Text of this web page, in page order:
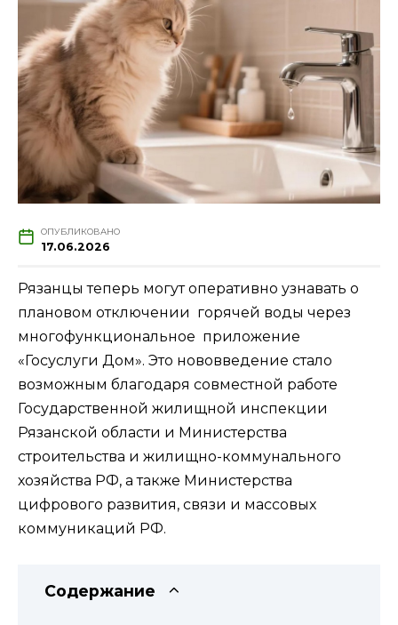
ОПУБЛИКОВАНО
17.06.2026
Рязанцы теперь могут оперативно узнавать о
плановом отключении горячей воды через
многофункциональное приложение
«Госуслуги Дом». Это нововведение стало
возможным благодаря совместной работе
Государственной жилищной инспекции
Рязанской области и Министерства
строительства и жилищно-коммунального
хозяйства РФ, а также Министерства
цифрового развития, связи и массовых
коммуникаций РФ.
Содержание